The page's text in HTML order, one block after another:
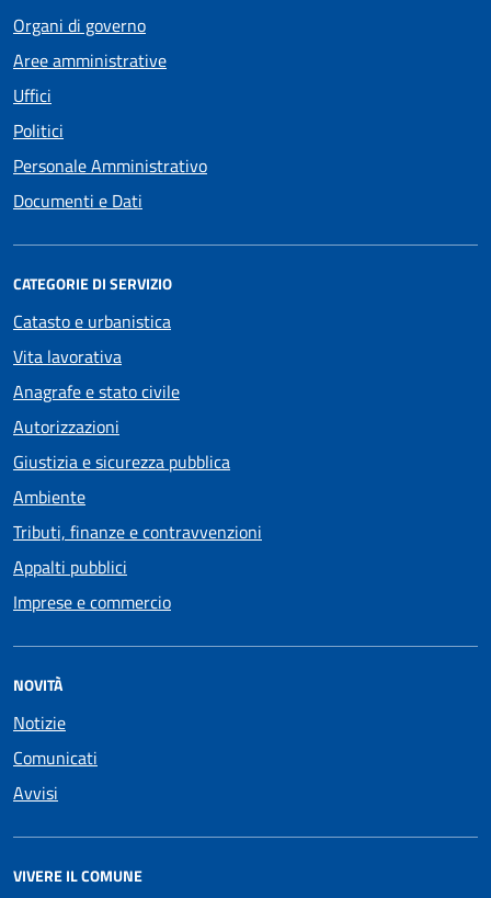
Organi di governo
Aree amministrative
Uffici
Politici
Personale Amministrativo
Documenti e Dati
CATEGORIE DI SERVIZIO
Catasto e urbanistica
Vita lavorativa
Anagrafe e stato civile
Autorizzazioni
Giustizia e sicurezza pubblica
Ambiente
Tributi, finanze e contravvenzioni
Appalti pubblici
Imprese e commercio
NOVITÀ
Notizie
Comunicati
Avvisi
VIVERE IL COMUNE